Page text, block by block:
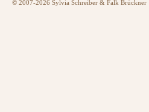
© 2007-2026 Sylvia Schreiber & Falk Brückner